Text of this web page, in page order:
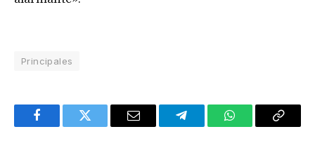
Principales
FacebookTwitter Email TelegramWhatsAppCopy